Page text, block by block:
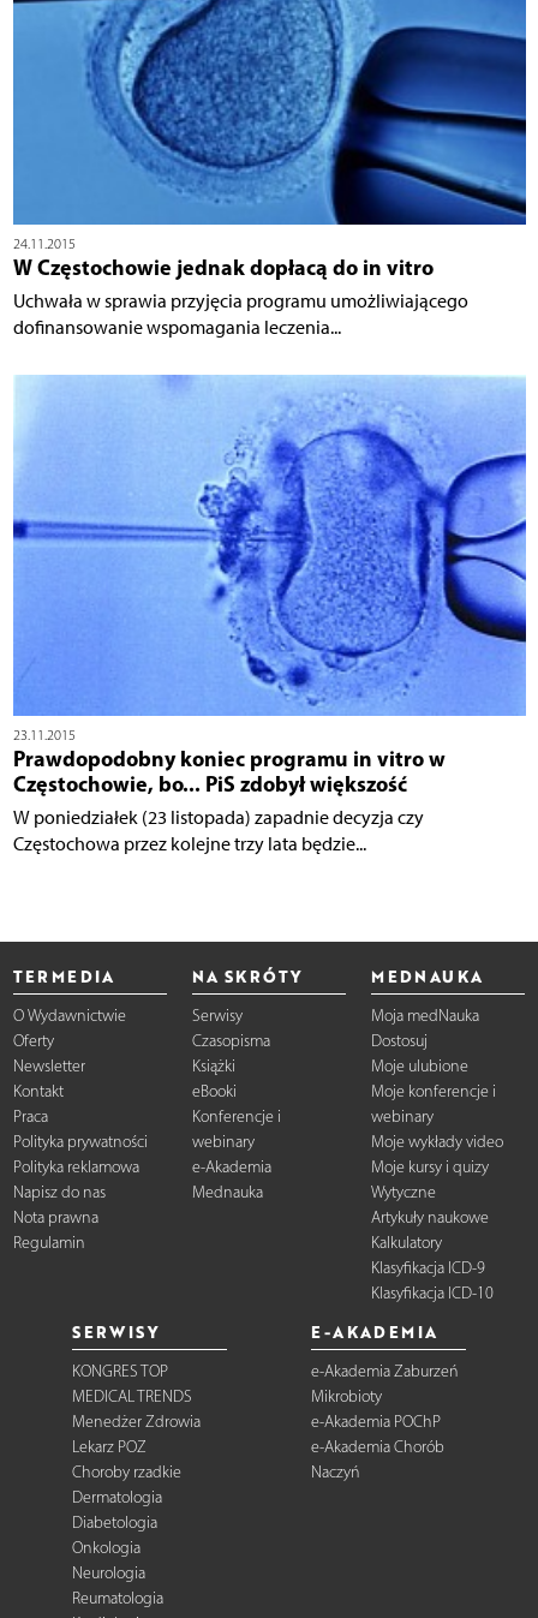
24.11.2015
W Częstochowie jednak dopłacą do in vitro
Uchwała w sprawia przyjęcia programu umożliwiającego
dofinansowanie wspomagania leczenia...
23.11.2015
Prawdopodobny koniec programu in vitro w
Częstochowie, bo... PiS zdobył większość
W poniedziałek (23 listopada) zapadnie decyzja czy
Częstochowa przez kolejne trzy lata będzie...
TERMEDIA
O Wydawnictwie
Oferty
Newsletter
Kontakt
Praca
Polityka prywatności
Polityka reklamowa
Napisz do nas
Nota prawna
Regulamin
NA SKRÓTY
Serwisy
Czasopisma
Książki
eBooki
Konferencje i
webinary
e-Akademia
Mednauka
MEDNAUKA
Moja medNauka
Dostosuj
Moje ulubione
Moje konferencje i
webinary
Moje wykłady video
Moje kursy i quizy
Wytyczne
Artykuły naukowe
Kalkulatory
Klasyfikacja ICD-9
Klasyfikacja ICD-10
SERWISY
KONGRES TOP
MEDICAL TRENDS
Menedżer Zdrowia
Lekarz POZ
Choroby rzadkie
Dermatologia
Diabetologia
Onkologia
Neurologia
Reumatologia
E-AKADEMIA
e-Akademia Zaburzeń
Mikrobioty
e-Akademia POChP
e-Akademia Chorób
Naczyń